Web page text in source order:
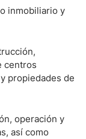
inmobiliario y
centros
propiedades de
operación y
así como